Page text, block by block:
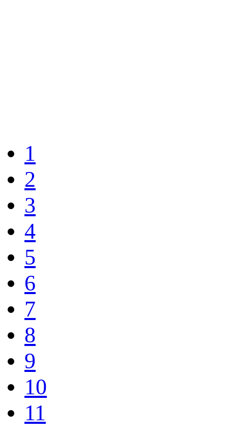
1
2
3
4
5
6
7
8
9
10
11